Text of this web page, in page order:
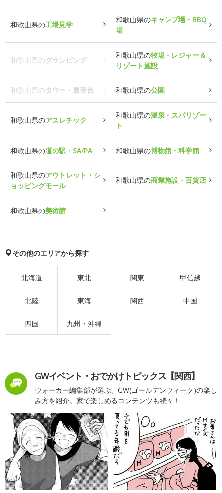
和歌山県の工場見学
和歌山県のキャンプ場・BBQ
場
和歌山県のグランピング
和歌山県の牧場・レジャー＆
リゾート施設
和歌山県のタワー・展望台 和歌山県の公園
和歌山県のアスレチック
和歌山県の温泉・スパリゾー
ト
和歌山県の道の駅・SA/PA 和歌山県の博物館・科学館
和歌山県のアウトレット・シ
ョッピングモール
和歌山県の商業施設・百貨店
和歌山県の美術館
その他のエリアから探す
北海道 東北 関東 甲信越
北陸 東海 関西 中国
四国 九州・沖縄
GWイベント・おでかけトピックス【関西】
ウォーカー編集部が選ぶ、GW(ゴールデンウィーク)の楽し
み方を紹介。家で楽しめるコンテンツも続々！